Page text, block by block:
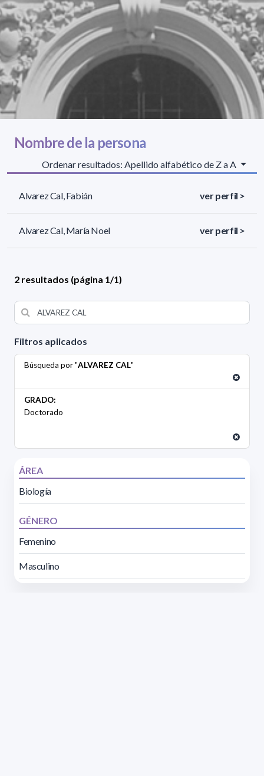
Filtros aplicados
Búsqueda por "ALVAREZ CAL"
GRADO:
Doctorado
ÁREA
Biología
GÉNERO
Femenino
Masculino
Nombre de la persona
Ordenar resultados: Apellido alfabético de Z a A
Alvarez Cal, Fabián ver perfil >
Alvarez Cal, María Noel ver perfil >
2 resultados (página 1/1)